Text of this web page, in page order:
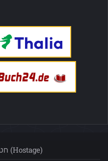
חטוף (Hostage)